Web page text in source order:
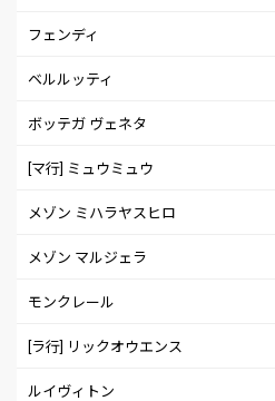
フェンディ
ベルルッティ
ボッテガ ヴェネタ
[マ行] ミュウミュウ
メゾン ミハラヤスヒロ
メゾン マルジェラ
モンクレール
[ラ行] リックオウエンス
ルイヴィトン